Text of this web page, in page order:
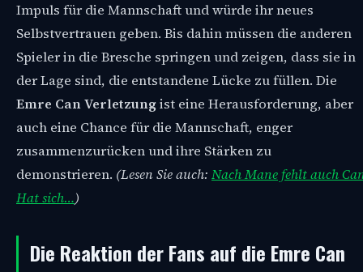
Impuls für die Mannschaft und würde ihr neues
Selbstvertrauen geben. Bis dahin müssen die anderen
Spieler in die Bresche springen und zeigen, dass sie in
der Lage sind, die entstandene Lücke zu füllen. Die
Emre Can Verletzungist eine Herausforderung, aber
auch eine Chance für die Mannschaft, enger
zusammenzurücken und ihre Stärken zu
demonstrieren. (Lesen Sie auch: Nach Mane fehlt auch
Hat sich…)
Die Reaktion der Fans auf die Emre Can